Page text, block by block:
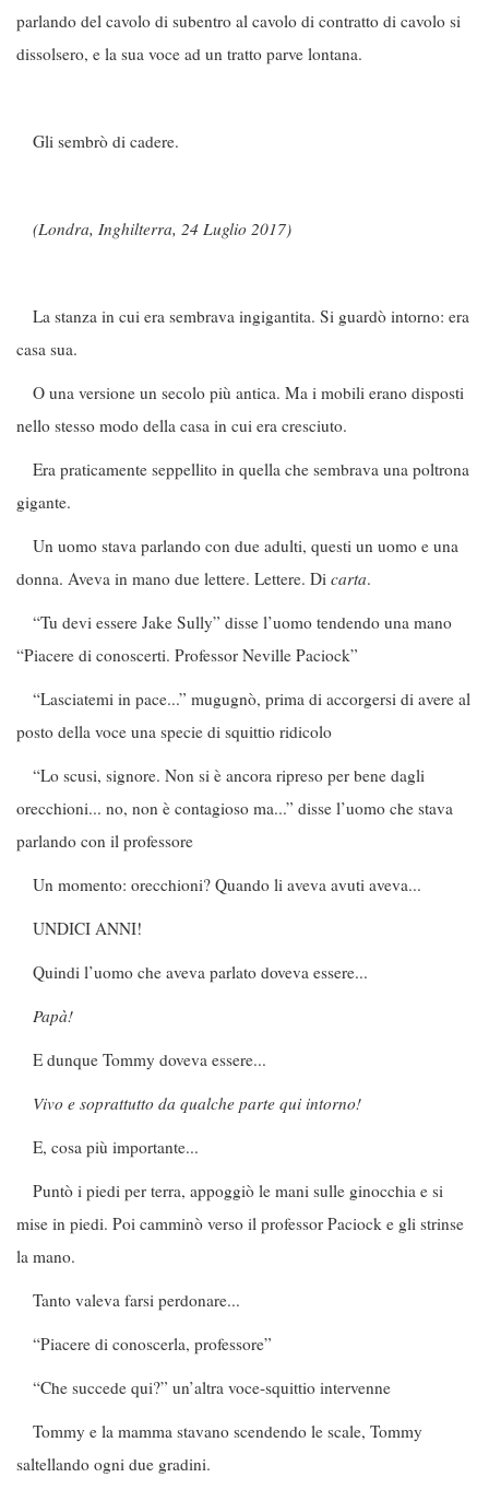
parlando del cavolo di subentro al cavolo di contratto di cavolo si
dissolsero, e la sua voce ad un tratto parve lontana.
Gli sembrò di cadere.
(Londra, Inghilterra, 24 Luglio 2017)
La stanza in cui era sembrava ingigantita. Si guardò intorno: era
casa sua.
O una versione un secolo più antica. Ma i mobili erano disposti
nello stesso modo della casa in cui era cresciuto.
Era praticamente seppellito in quella che sembrava una poltrona
gigante.
Un uomo stava parlando con due adulti, questi un uomo e una
donna. Aveva in mano due lettere. Lettere. Di carta.
“Tu devi essere Jake Sully” disse l’uomo tendendo una mano
“Piacere di conoscerti. Professor Neville Paciock”
“Lasciatemi in pace...” mugugnò, prima di accorgersi di avere al
posto della voce una specie di squittio ridicolo
“Lo scusi, signore. Non si è ancora ripreso per bene dagli
orecchioni... no, non è contagioso ma...” disse l’uomo che stava
parlando con il professore
Un momento: orecchioni? Quando li aveva avuti aveva...
UNDICI ANNI!
Quindi l’uomo che aveva parlato doveva essere...
Papà!
E dunque Tommy doveva essere...
Vivo e soprattutto da qualche parte qui intorno!
E, cosa più importante...
Puntò i piedi per terra, appoggiò le mani sulle ginocchia e si
mise in piedi. Poi camminò verso il professor Paciock e gli strinse
la mano.
Tanto valeva farsi perdonare...
“Piacere di conoscerla, professore”
“Che succede qui?” un’altra voce-squittio intervenne
Tommy e la mamma stavano scendendo le scale, Tommy
saltellando ogni due gradini.